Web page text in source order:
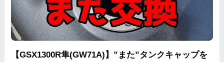
【GSX1300R隼(GW71A)】”また”タンクキャップを